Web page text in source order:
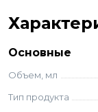
simmondsia
parfume, bht,
Основные
Объем, мл
Тип продукта